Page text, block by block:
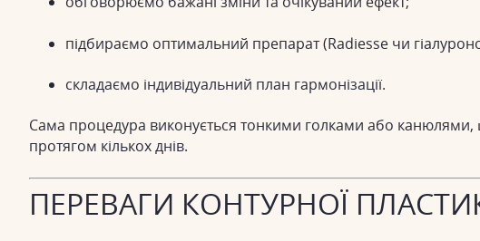
підбираємо оптимальний препарат (Radiesse чи
складаємо індивідуальний план гармонізації.
Сама процедура виконується тонкими голками або канюлями,
протягом кількох днів.
ПЕРЕВАГИ КОНТУРНОЇ